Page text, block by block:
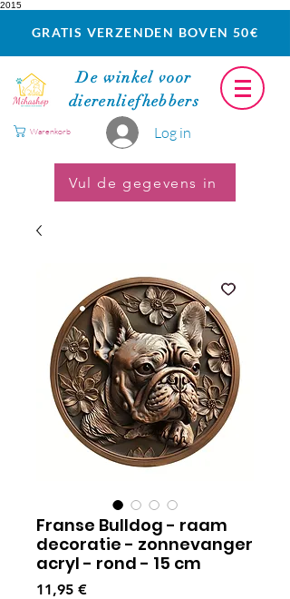
2015
GRATIS VERZENDEN BOVEN 50€
De winkel voor
dierenliefhebbers
Log in
Warenkorb
Vul de gegevens in
Franse Bulldog - raam
decoratie - zonnevanger
acryl - rond - 15 cm
11,95 €Preis